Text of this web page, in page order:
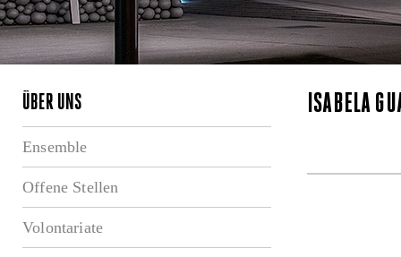
ÜBER UNS
Ensemble
Offene Stellen
Volontariate
ISABELA